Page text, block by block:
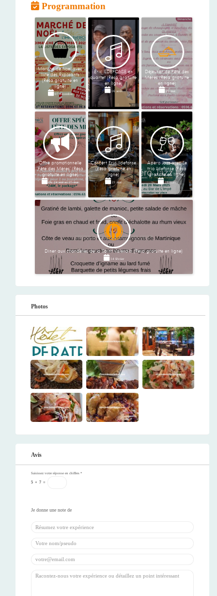
Programmation
Marché de Noel avec
liste des Exposants
(Résa gratuite en
ligne)
07 décembre
Eric ILDEFONSE en
quartet (Résa gratuite
en ligne)
16 août
Déjeuner de Fête des
Mères (Résa gratuite
en ligne)
25 mai
Offre promotionnelle
"Fête des Mères" (Résa
gratuite en ligne)
Du24 maiau25 mai
Concert Eric Ildefonse
(Résa gratuite en
ligne)
21 mai
Apéro Jazz avec Le
trio Ildefonse (Résa
gratuite en ligne)
28 mars
Diner aux chandelles de la Saint Valendin (Résa gratuite en ligne)
14 février
Photos
Avis
Saisissez votre réponse en chiffres *
5 + 7 =